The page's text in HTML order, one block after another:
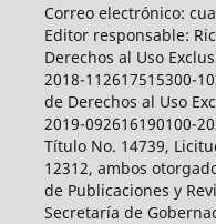
Correo electrónico:
Editor responsable:
Derechos al Uso
2018-112617515300-
de Derechos al Uso
2019-092616190100-
Título No. 14739,
12312, ambos
de Publicaciones y
Secretaría de